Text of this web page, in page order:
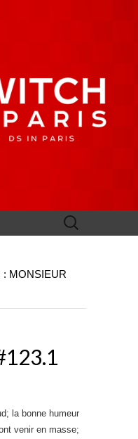
Rechercher :
: MONSIEUR
la bonne humeur
venir en masse;